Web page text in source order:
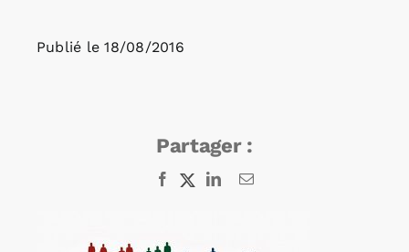
Rechercher:
Publié le 18/08/2016
Partager :
Facebook
X LinkedInEmail